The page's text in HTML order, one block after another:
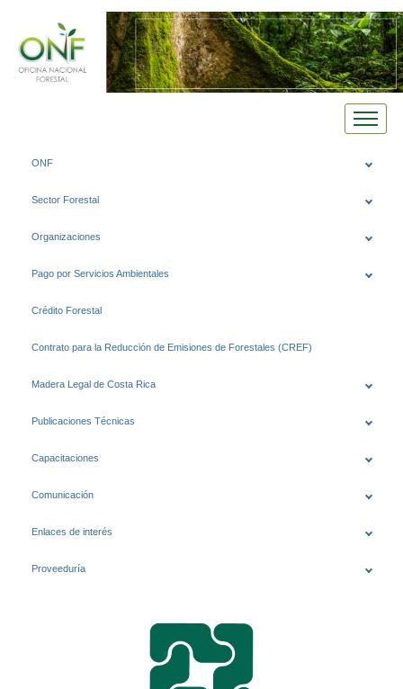
ONF
Sector Forestal
Organizaciones
Pago por Servicios Ambientales
Crédito Forestal
Contrato para la Reducción de Emisiones de Forestales (CREF)
Madera Legal de Costa Rica
Publicaciones Técnicas
Capacitaciones
Comunicación
Enlaces de interés
Proveeduría